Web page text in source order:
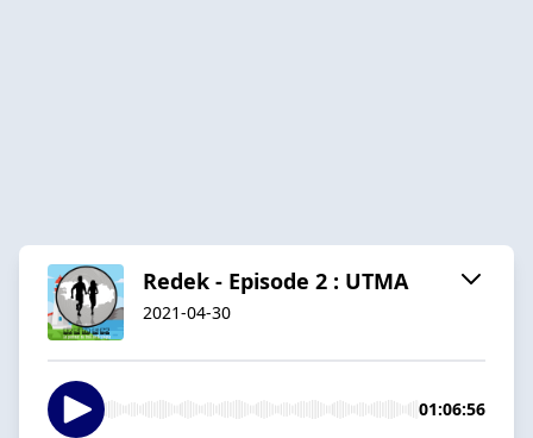
Redek - Episode 2 : UTMA
2021-04-30
01:06:56